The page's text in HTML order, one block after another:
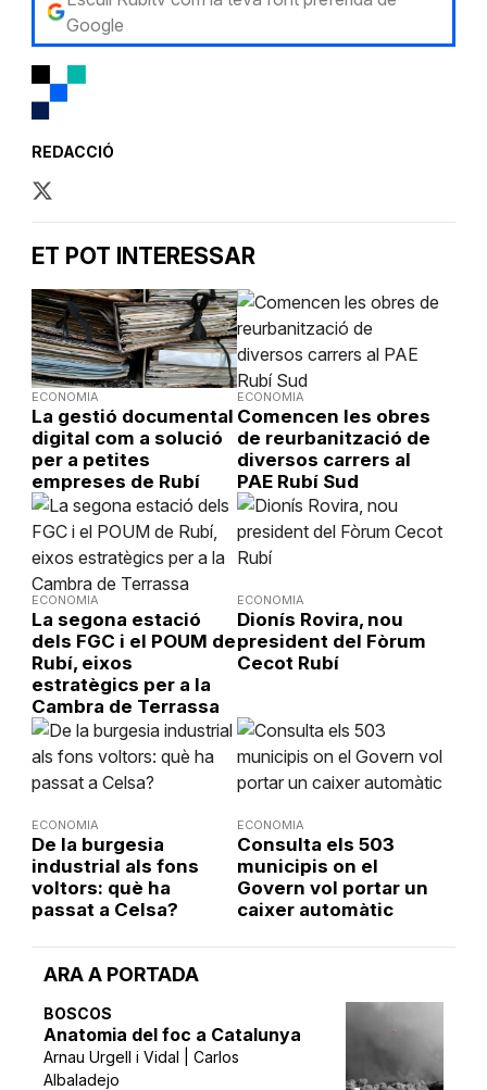
ARA A PORTADA
BOSCOS
Anatomia del foc a Catalunya
Arnau Urgell i Vidal | Carlos
Albaladejo
Google
REDACCIÓ
ET POT INTERESSAR
ECONOMIA
La gestió documental
digital com a solució
per a petites
empreses de Rubí
ECONOMIA
Comencen les obres
de reurbanització de
diversos carrers al
PAE Rubí Sud
ECONOMIA
La segona estació
dels FGC i el POUM de
Rubí, eixos
estratègics per a la
Cambra de Terrassa
ECONOMIA
Dionís Rovira, nou
president del Fòrum
Cecot Rubí
ECONOMIA
De la burgesia
industrial als fons
voltors: què ha
passat a Celsa?
ECONOMIA
Consulta els 503
municipis on el
Govern vol portar un
caixer automàtic